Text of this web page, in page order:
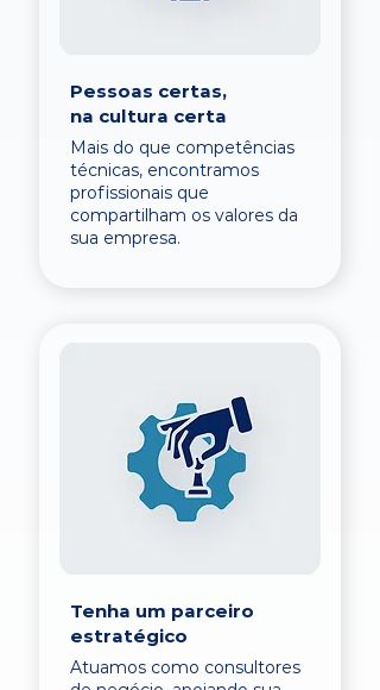
Pessoas certas,
na cultura certa
Mais do que competências
técnicas, encontramos
profissionais que
compartilham os valores da
sua empresa.
Tenha um parceiro
estratégico
Atuamos como consultores